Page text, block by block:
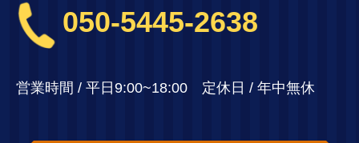
050-5445-2638
営業時間 / 平日9:00~18:00 定休日 / 年中無休